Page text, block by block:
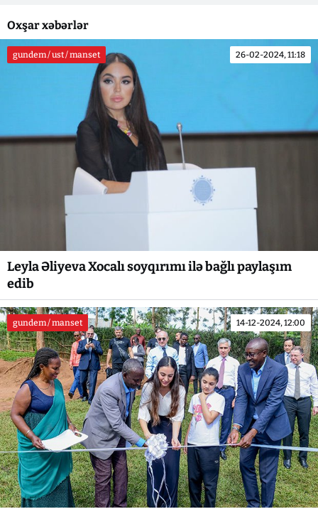
Oxşar xəbərlər
gundem / ust / manset 26-02-2024, 11:18
Leyla Əliyeva Xocalı soyqırımı ilə bağlı paylaşım
edib
gundem / manset 14-12-2024, 12:00